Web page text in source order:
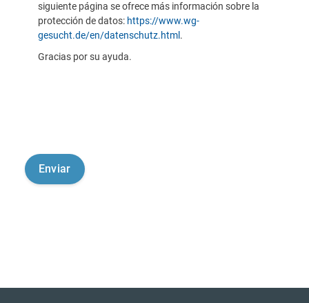
siguiente página se ofrece más información sobre la
protección de datos: https://www.wg-
gesucht.de/en/datenschutz.html .
Gracias por su ayuda.